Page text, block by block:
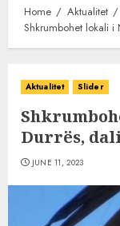
Home
Aktualitet
Shkrumbohet lokali
Aktualitet Slider
Durrës,
JUNE 11, 2023